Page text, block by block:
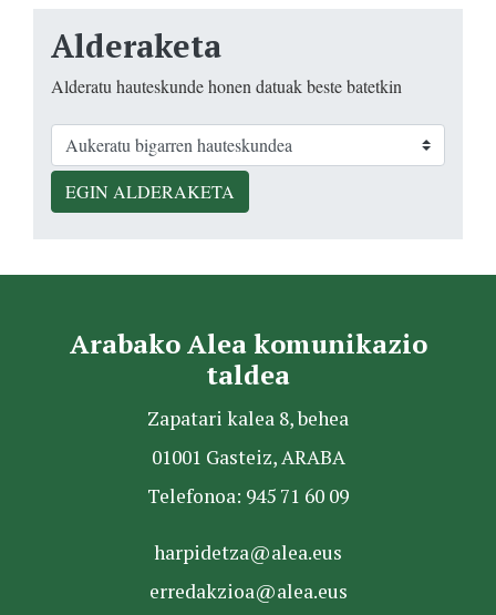
Alderaketa
Alderatu hauteskunde honen datuak beste batetkin
EGIN ALDERAKETA
Arabako Alea komunikazio
taldea
Zapatari kalea 8, behea
01001 Gasteiz, ARABA
Telefonoa: 945 71 60 09
harpidetza@alea.eus
erredakzioa@alea.eus